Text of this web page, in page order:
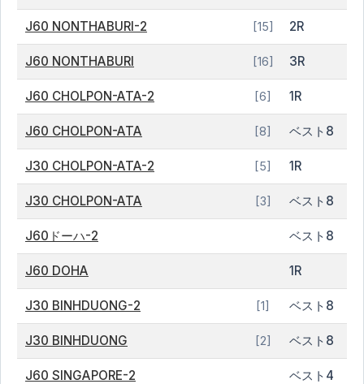
J60 NONTHABURI-2 [15] 2R
J60 NONTHABURI [16] 3R
J60 CHOLPON-ATA-2 [6] 1R
J60 CHOLPON-ATA [8] ベスト8
J30 CHOLPON-ATA-2 [5] 1R
J30 CHOLPON-ATA [3] ベスト8
J60ドーハ-2 ベスト8
J60 DOHA 1R
J30 BINHDUONG-2 [1] ベスト8
J30 BINHDUONG [2] ベスト8
J60 SINGAPORE-2 ベスト4